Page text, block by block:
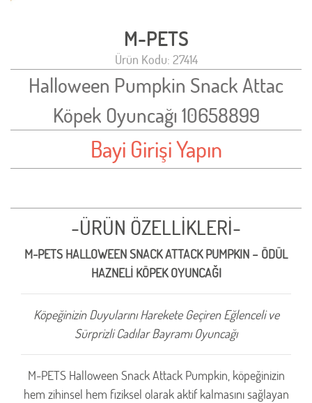
M-PETS
Ürün Kodu: 27414
Halloween Pumpkin Snack Attac
Köpek Oyuncağı 10658899
Bayi Girişi Yapın
-ÜRÜN ÖZELLİKLERİ-
M-PETS HALLOWEEN SNACK ATTACK PUMPKIN – ÖDÜL
HAZNELİ KÖPEK OYUNCAĞI
Köpeğinizin Duyularını Harekete Geçiren Eğlenceli ve
Sürprizli Cadılar Bayramı Oyuncağı
M-PETS Halloween Snack Attack Pumpkin, köpeğinizin
hem zihinsel hem fiziksel olarak aktif kalmasını sağlayan